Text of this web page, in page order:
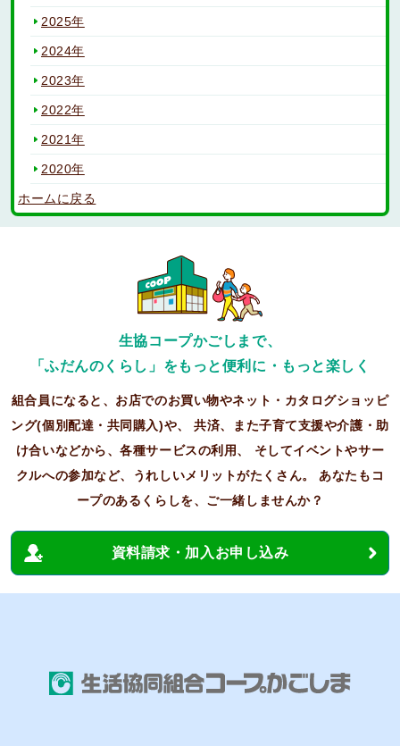
2025年
2024年
2023年
2022年
2021年
2020年
ホームに戻る
生協コープかごしまで、
「ふだんのくらし」をもっと便利に・もっと楽しく
組合員になると、お店でのお買い物やネット・カタログショッピ
ング(個別配達・共同購入)や、共済、また子育て支援や介護・助
け合いなどから、各種サービスの利用、
そしてイベントやサー
クルへの参加など、うれしいメリットがたくさん。
あなたもコ
ープのあるくらしを、ご一緒しませんか？
資料請求・加入お申し込み